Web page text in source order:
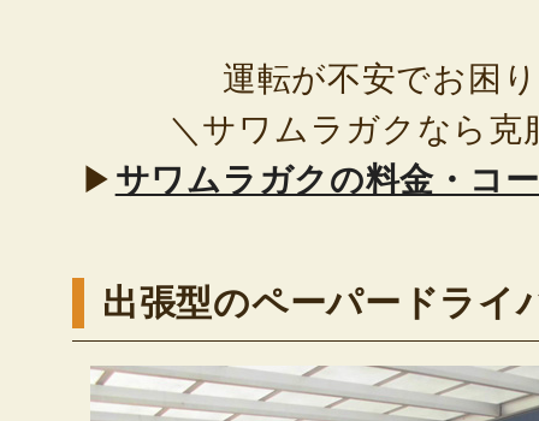
運転が不安でお困
＼サワムラガクなら克
▶ サワムラガクの料金・コ
出張型のペーパードライ